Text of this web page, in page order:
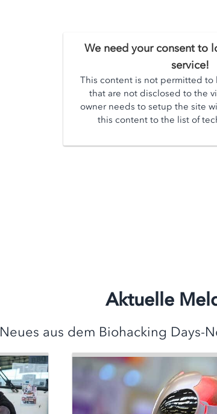
We need your consent to
service!
This content is not permitted to
that are not disclosed to the
owner needs to setup the site
this content to the list of
Aktuelle
Neues aus dem Biohacking Days-